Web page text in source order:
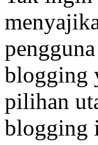
blogging
pilihan
blogging